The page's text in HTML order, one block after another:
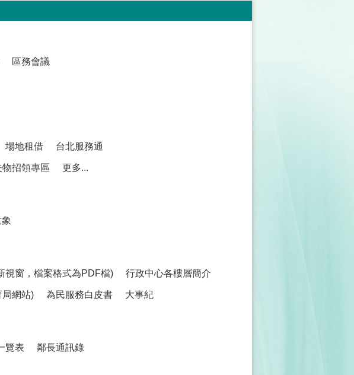
區務會議
場地租借 台北服務通
物招領專區 更多...
視窗，檔案格式為PDF檔) 行政中心各樓層簡介
局網站) 為民服務白皮書 大事紀
覽表 鄰長通訊錄